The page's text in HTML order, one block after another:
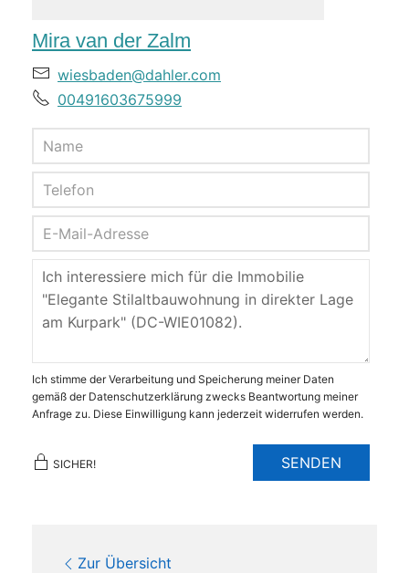
Mira van der Zalm
wiesbaden@dahler.com
00491603675999
Ich stimme der Verarbeitung und Speicherung meiner Daten
gemäß der Datenschutzerklärung zwecks Beantwortung meiner
Anfrage zu. Diese Einwilligung kann jederzeit widerrufen werden.
SICHER! SENDEN
Zur Übersicht